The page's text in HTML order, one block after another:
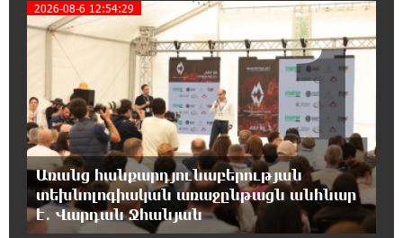
19:18:03 8-08-2026
Սիցիլիայի օդանավակայանը փակվել է
Էթնա հրաբխի ժայթքման պատճառով
19:16:13 8-08-2026
Հետվճարի փոխարեն՝ արժանապատիվ և
ֆիքսված թոշակ․ ինչու է գործող
համակարգը սոցիալական անարդարության խնդիր
ստեղծում. Հրայր Կամենդատյան
2026-08-6 12:54:29
Առանց հանքարդյունաբերության
տեխնոլոգիական առաջընթացն անհնար
է․ Վարդան Ջհանյան
1